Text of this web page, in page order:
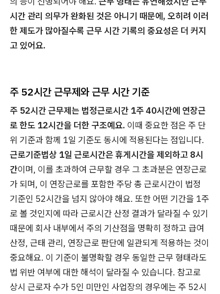
시간 관리 의무가 완화된 것은 아니기 때문에, 오히려 이러
한 제도가 많아질수록 근무 시간 기록의 중요성은 더 커지
고 있어요.
주 52시간 근무제와 근무 시간 기준
주 52시간 근무제는 법정근로시간 1주 40시간에 연장근
로 한도 12시간을 더한 구조예요. 이때 중요한 점은 주 단
위 기준과 함께 1일 기준도 동시에 적용된다는 점입니다.
근로기준법상 1일 근로시간은 휴게시간을 제외하고 8시
간이며, 이를 초과하여 근무할 경우 그 초과분은 연장근로
가 되며, 이 연장근로를 포함한 주당 총 근로시간이 법정
기준인 52시간을 넘지 않아야 해요. 또한 어떤 기간을 1주
로 볼 것인지에 따라 근로시간 산정 결과가 달라질 수 있기
때문에 회사 내부에서 주의 기산점을 명확히 정하고 급여
산정, 근태 관리, 연장근로 판단에 일관되게 적용하는 것이
중요해요. 이 기준이 불명확할 경우 동일한 근무 형태라도
법 위반 여부에 대한 해석이 달라질 수 있습니다. 참고로
상시 근로자 수가 5인 미만인 사업장의 경우에는 주 52시